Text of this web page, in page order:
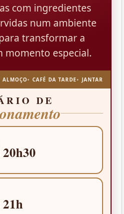
com ingredientes
num ambiente
transformar a
momento especial.
ALMOÇO CAFÉ DA TARDE JANTAR
DE
20h30
21h